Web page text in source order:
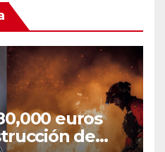
euros
de